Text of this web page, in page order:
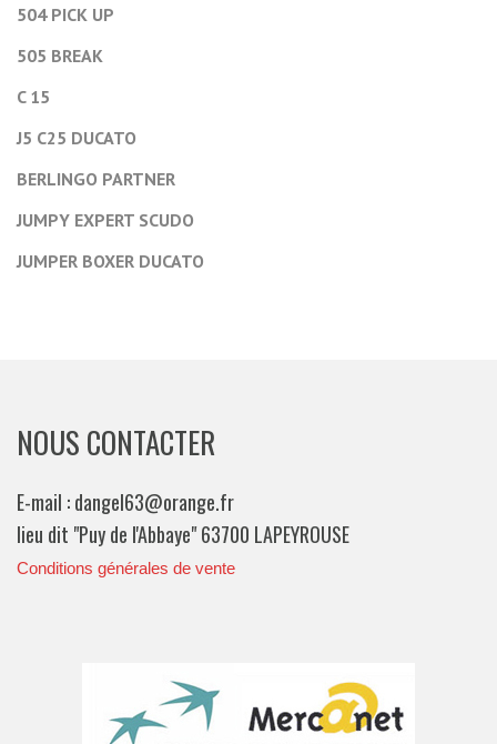
504 PICK UP
505 BREAK
C 15
J5 C25 DUCATO
BERLINGO PARTNER
JUMPY EXPERT SCUDO
JUMPER BOXER DUCATO
NOUS CONTACTER
E-mail : dangel63@orange.fr
lieu dit "Puy de l'Abbaye" 63700 LAPEYROUSE
Conditions générales de vente